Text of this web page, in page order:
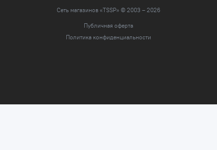
Сеть магазинов «TSSP» © 2003 – 2026
Публичная оферта
Политика конфиденциальности